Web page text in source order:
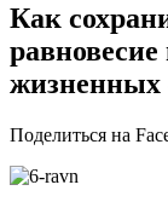
Как
жизненных
Поделиться на